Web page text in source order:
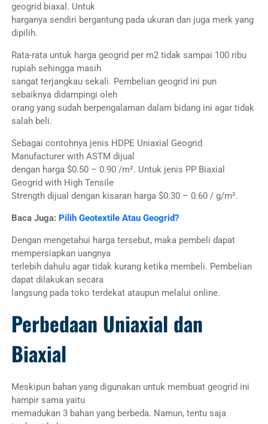
geogrid biaxal. Untuk
harganya sendiri bergantung pada ukuran dan juga merk yang
dipilih.
Rata-rata untuk harga geogrid per m2 tidak sampai 100 ribu
rupiah sehingga masih
sangat terjangkau sekali. Pembelian geogrid ini pun
sebaiknya didampingi oleh
orang yang sudah berpengalaman dalam bidang ini agar tidak
salah beli.
Sebagai contohnya jenis HDPE Uniaxial Geogrid
Manufacturer with ASTM dijual
dengan harga $0.50 – 0.90 /m². Untuk jenis PP Biaxial
Geogrid with High Tensile
Strength dijual dengan kisaran harga $0.30 – 0.60 / g/m².
Baca Juga: Pilih Geotextile Atau Geogrid?
Dengan mengetahui harga tersebut, maka pembeli dapat
mempersiapkan uangnya
terlebih dahulu agar tidak kurang ketika membeli. Pembelian
dapat dilakukan secara
langsung pada toko terdekat ataupun melalui online.
Perbedaan Uniaxial dan
Biaxial
Meskipun bahan yang digunakan untuk membuat geogrid ini
hampir sama yaitu
memadukan 3 bahan yang berbeda. Namun, tentu saja